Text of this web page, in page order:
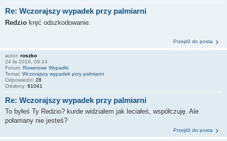
Re: Wczorajszy wypadek przy palmiarni
Redzio kręć odszkodowanie.
Przejdź do posta
autor: roszko
24 lis 2016, 09:24
Forum: Rowerowe Wypadki
Temat: Wczorajszy wypadek przy palmiarni
Odpowiedzi: 28
Odsłony: 61041
Re: Wczorajszy wypadek przy palmiarni
To byłeś Ty Redzio? kurde widziałem jak leciałeś, współczuję. Ale
połamany nie jesteś?
Przejdź do posta